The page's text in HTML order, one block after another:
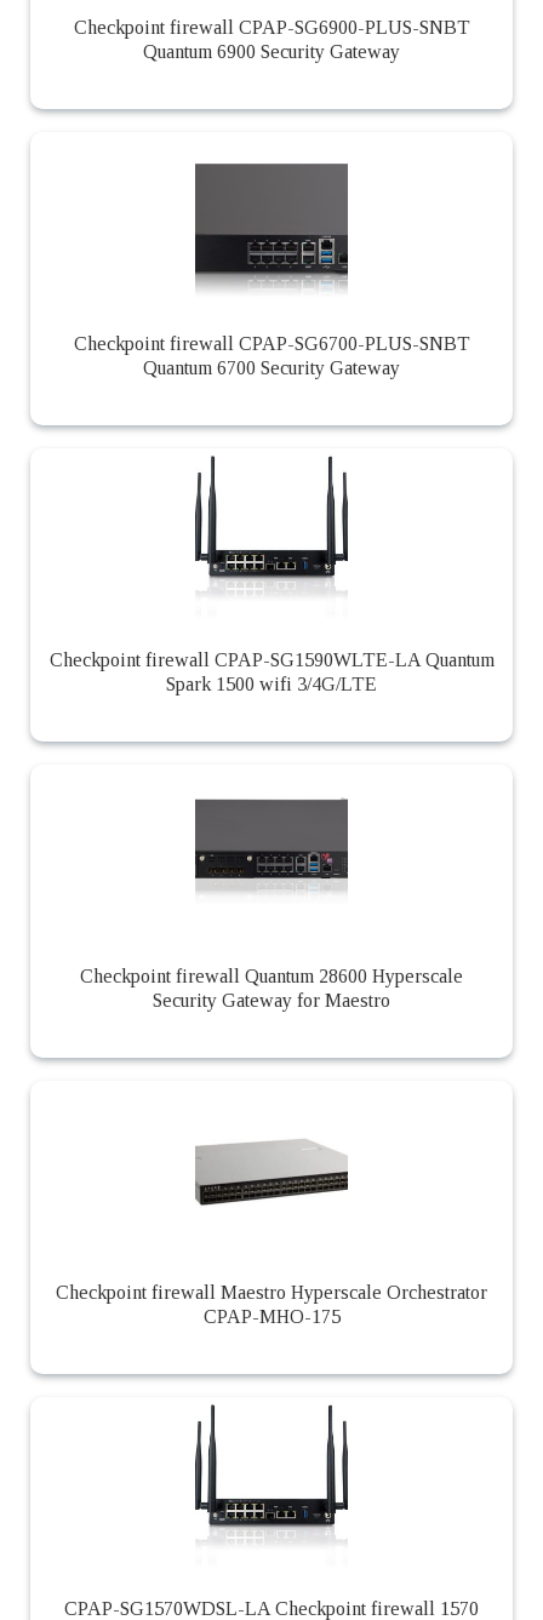
Checkpoint firewall CPAP-SG6900-PLUS-SNBT
Quantum 6900 Security Gateway
Checkpoint firewall CPAP-SG6700-PLUS-SNBT
Quantum 6700 Security Gateway
Checkpoint firewall CPAP-SG1590WLTE-LA Quantum
Spark 1500 wifi 3/4G/LTE
Checkpoint firewall Quantum 28600 Hyperscale
Security Gateway for Maestro
Checkpoint firewall Maestro Hyperscale Orchestrator
CPAP-MHO-175
CPAP-SG1570WDSL-LA Checkpoint firewall 1570